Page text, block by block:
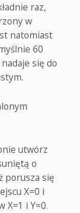
raz,
w
natomiast
60
się do
utwórz
o
porusza się
X=0 i
X=1 i Y=0.